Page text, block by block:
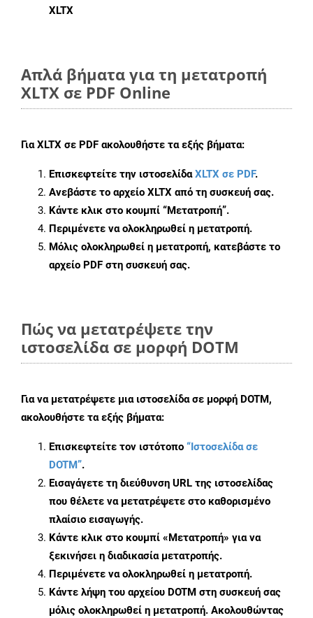
XLTX
Απλά βήματα για τη μετατροπή
XLTX σε PDF Online
ΓιαXLTX σε PDF ακολουθήστε τα εξής βήματα:
Επισκεφτείτε την ιστοσελίδαXLTX σε PDF.
Ανεβάστε το αρχείο XLTX από τη συσκευή σας.
Κάντε κλικ στο κουμπί “Μετατροπή”.
Περιμένετε να ολοκληρωθεί η μετατροπή.
Μόλις ολοκληρωθεί η μετατροπή, κατεβάστε το
αρχείο PDF στη συσκευή σας.
Πώς να μετατρέψετε την
ιστοσελίδα σε μορφή DOTM
Για να μετατρέψετε μια ιστοσελίδα σε μορφή DOTM,
ακολουθήστε τα εξής βήματα:
Επισκεφτείτε τον ιστότοπο “Ιστοσελίδα σε
DOTM”.
Εισαγάγετε τη διεύθυνση URL της ιστοσελίδας
που θέλετε να μετατρέψετε στο καθορισμένο
πλαίσιο εισαγωγής.
Κάντε κλικ στο κουμπί «Μετατροπή» για να
ξεκινήσει η διαδικασία μετατροπής.
Περιμένετε να ολοκληρωθεί η μετατροπή.
Κάντε λήψη του αρχείου DOTM στη συσκευή σας
μόλις ολοκληρωθεί η μετατροπή. Ακολουθώντας